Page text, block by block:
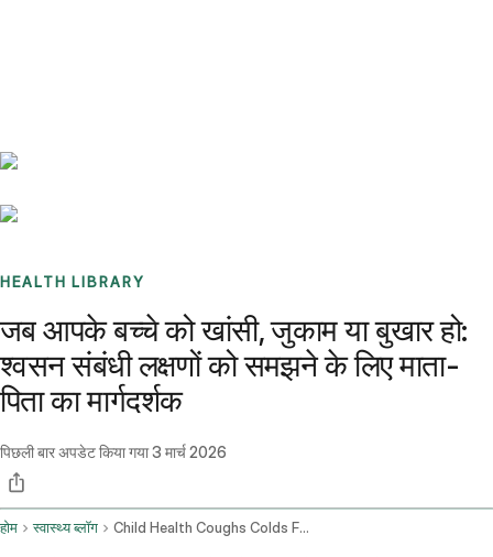
HEALTH LIBRARY
जब आपके बच्चे को खांसी, जुकाम या बुखार हो:
श्वसन संबंधी लक्षणों को समझने के लिए माता-
पिता का मार्गदर्शक
पिछली बार अपडेट किया गया3 मार्च 2026
होम स्वास्थ्य ब्लॉग Child Health Coughs Colds Fevers And Respiratory Issues